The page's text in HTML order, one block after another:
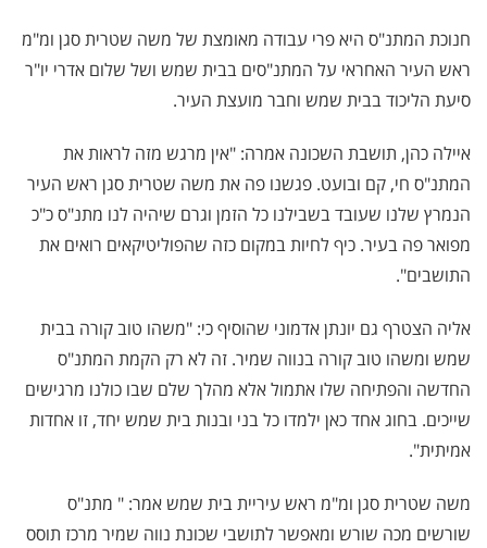
חנוכת המתנ"ס היא פרי עבודה מאומצת של משה שטרית סגן ומ"מ
ראש העיר האחראי על המתנ"סים בבית שמש ושל שלום אדרי יו"ר
סיעת הליכוד בבית שמש וחבר מועצת העיר.
איילה כהן, תושבת השכונה אמרה: "אין מרגש מזה לראות את
המתנ"ס חי, קם ובועט. פגשנו פה את משה שטרית סגן ראש העיר
הנמרץ שלנו שעובד בשבילנו כל הזמן וגרם שיהיה לנו מתנ"ס כ"כ
מפואר פה בעיר. כיף לחיות במקום כזה שהפוליטיקאים רואים את
התושבים".
אליה הצטרף גם יונתן אדמוני שהוסיף כי: "משהו טוב קורה בבית
שמש ומשהו טוב קורה בנווה שמיר. זה לא רק הקמת המתנ"ס
החדשה והפתיחה שלו אתמול אלא מהלך שלם שבו כולנו מרגישים
שייכים. בחוג אחד כאן ילמדו כל בני ובנות בית שמש יחד, זו אחדות
אמיתית".
משה שטרית סגן ומ"מ ראש עיריית בית שמש אמר: " מתנ"ס
שורשים מכה שורש ומאפשר לתושבי שכונת נווה שמיר מרכז תוסס